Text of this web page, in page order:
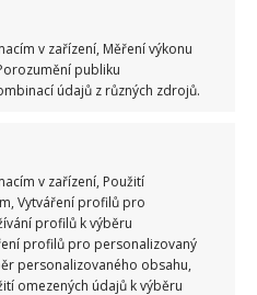
v zařízení, Měření výkonu
publiku
údajů z různých zdrojů.
v zařízení, Použití
Vytváření profilů pro
profilů k výběru
profilů pro personalizovaný
personalizovaného obsahu,
omezených údajů k výběru
než vajíčko natvrdo.
která se vaří bez
Vejce se vyklepne
Proložit ho můžete
slaninou či plátkem
opravdu skvělé. Vymyslet
recepty.